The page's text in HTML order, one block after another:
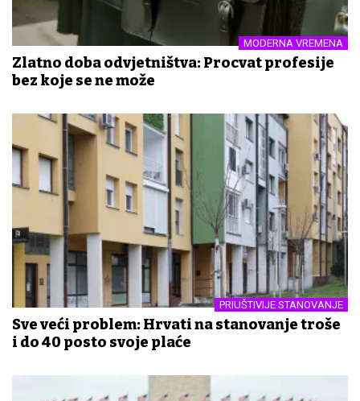
MODERNA VREMENA
Zlatno doba odvjetništva: Procvat profesije
bez koje se ne može
PRIUŠTIVIJE STANOVANJE
Sve veći problem: Hrvati na stanovanje troše
i do 40 posto svoje plaće